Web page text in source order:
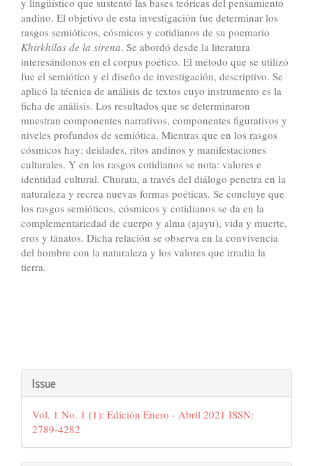
y lingüístico que sustentó las bases teóricas del pensamiento
andino. El objetivo de esta investigación fue determinar los
rasgos semióticos, cósmicos y cotidianos de su poemario
Khirkhilas de la sirena. Se abordó desde la literatura
interesándonos en el corpus poético. El método que se utilizó
fue el semiótico y el diseño de investigación, descriptivo. Se
aplicó la técnica de análisis de textos cuyo instrumento es la
ficha de análisis. Los resultados que se determinaron
muestran componentes narrativos, componentes figurativos y
niveles profundos de semiótica. Mientras que en los rasgos
cósmicos hay: deidades, ritos andinos y manifestaciones
culturales. Y en los rasgos cotidianos se nota: valores e
identidad cultural. Churata, a través del diálogo penetra en la
naturaleza y recrea nuevas formas poéticas. Se concluye que
los rasgos semióticos, cósmicos y cotidianos se da en la
complementariedad de cuerpo y alma (ajayu), vida y muerte,
eros y tánatos. Dicha relación se observa en la convivencia
del hombre con la naturaleza y los valores que irradia la
tierra.
Article
Details
Issue
Vol. 1 No. 1 (1): Edición Enero - Abril 2021 ISSN:
2789-4282